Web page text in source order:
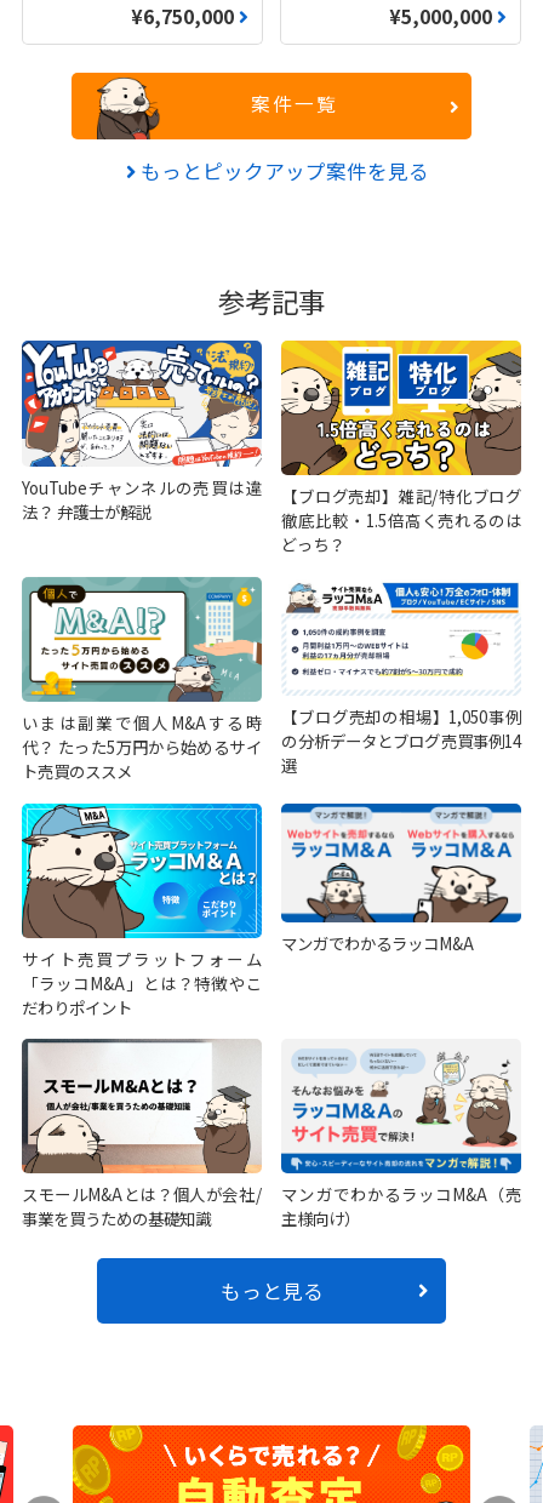
¥6,750,000 ¥5,000,000
案件一覧
もっとピックアップ案件を見る
参考記事
YouTubeチャンネルの売買は違
法？ 弁護士が解説
【ブログ売却】雑記/特化ブログ
徹底比較・1.5倍高く売れるのは
どっち？
いまは副業で個人M&Aする時
代？ たった5万円から始めるサイ
ト売買のススメ
【ブログ売却の相場】1,050事例
の分析データとブログ売買事例14
選
サイト売買プラットフォーム
「ラッコM&A」とは？特徴やこ
だわりポイント
マンガでわかるラッコM&A
スモールM&Aとは？個人が会社/
事業を買うための基礎知識
マンガでわかるラッコM&A（売
主様向け）
もっと見る